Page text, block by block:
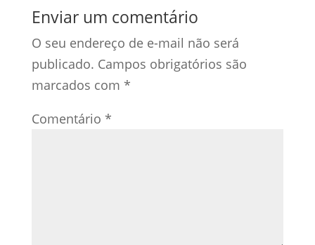
Enviar um comentário
O seu endereço de e-mail não será
publicado. Campos obrigatórios são
marcados com *
Comentário *